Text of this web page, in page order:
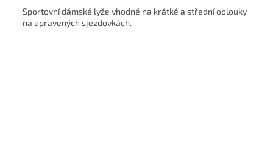
Sportovní dámské lyže vhodné na krátké a střední oblouky
na upravených sjezdovkách.